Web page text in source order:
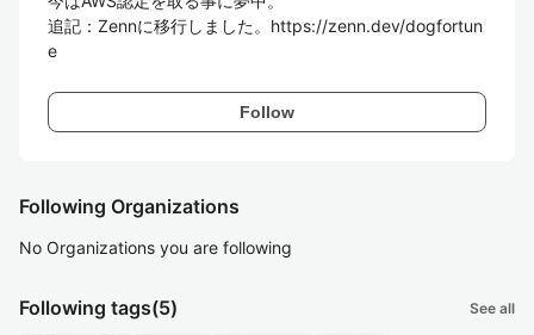
追記：Zennに移行しました。https://zenn.dev/dogfortun
Follow
Following Organizations
No Organizations you are following
Following tags(5) See all